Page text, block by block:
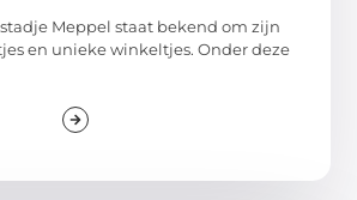
Meppel staat bekend om zijn
en unieke winkeltjes. Onder deze